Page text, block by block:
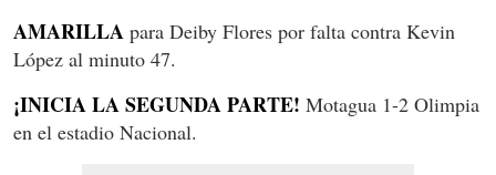
AMARILLA para Deiby Flores por falta contra Kevin
López al minuto 47.
¡INICIA LA SEGUNDA PARTE! Motagua 1-2 Olimpia
en el estadio Nacional.